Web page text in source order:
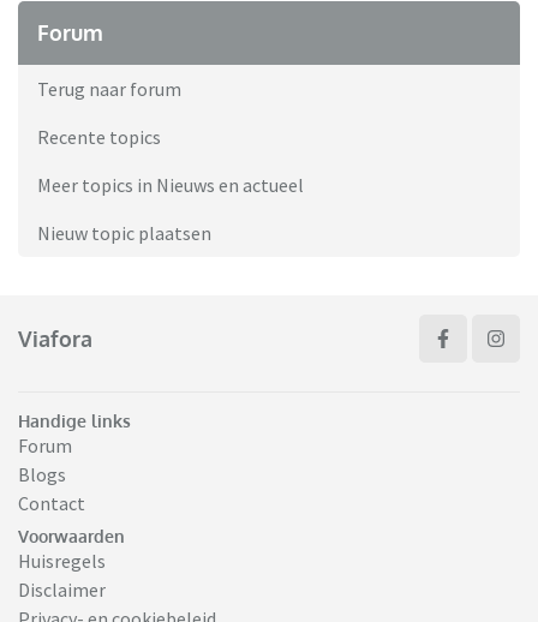
Forum
Terug naar forum
Recente topics
Meer topics in Nieuws en actueel
Nieuw topic plaatsen
Viafora
Handige links
Forum
Blogs
Contact
Voorwaarden
Huisregels
Disclaimer